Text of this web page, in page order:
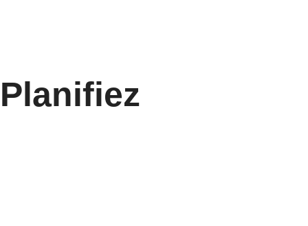
Planifiez